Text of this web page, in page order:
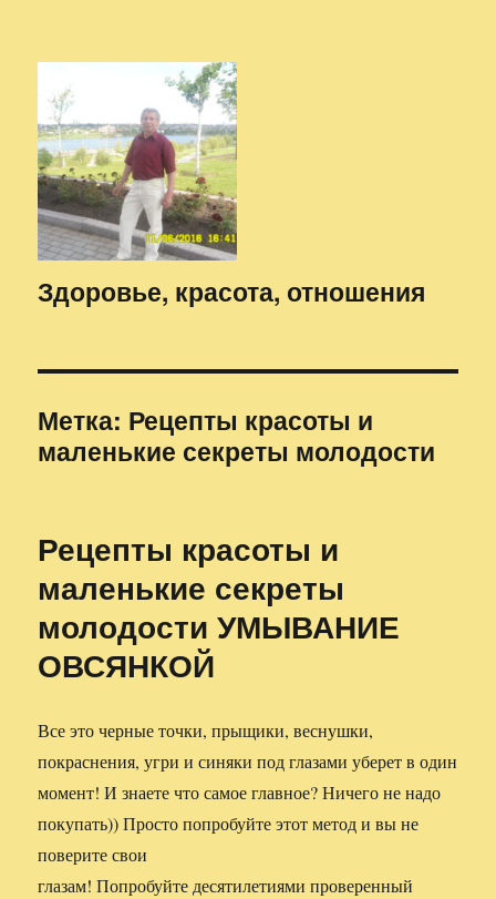
Здоровье, красота, отношения
Метка: Рецепты красоты и
маленькие секреты молодости
Рецепты красоты и
маленькие секреты
молодости УМЫВАНИЕ
ОВСЯНКОЙ
Все это черные точки, прыщики, веснушки,
покраснения, угри и синяки под глазами уберет в один
момент! И знаете что самое главное? Ничего не надо
покупать)) Просто попробуйте этот метод и вы не
поверите свои
глазам! Попробуйте десятилетиями проверенный